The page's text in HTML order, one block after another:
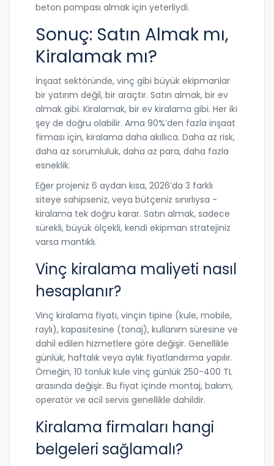
beton pompası almak için yeterliydi.
Sonuç: Satın Almak mı,
Kiralamak mı?
İnşaat sektöründe, vinç gibi büyük ekipmanlar
bir yatırım değil, bir araçtır. Satın almak, bir ev
almak gibi. Kiralamak, bir ev kiralama gibi. Her iki
şey de doğru olabilir. Ama 90%’den fazla inşaat
firması için, kiralama daha akıllıca. Daha az risk,
daha az sorumluluk, daha az para, daha fazla
esneklik.
Eğer projeniz 6 aydan kısa, 2026’da 3 farklı
siteye sahipseniz, veya bütçeniz sınırlıysa -
kiralama tek doğru karar. Satın almak, sadece
sürekli, büyük ölçekli, kendi ekipman stratejiniz
varsa mantıklı.
Vinç kiralama maliyeti nasıl
hesaplanır?
Vinç kiralama fiyatı, vinçin tipine (kule, mobile,
raylı), kapasitesine (tonaj), kullanım süresine ve
dahil edilen hizmetlere göre değişir. Genellikle
günlük, haftalık veya aylık fiyatlandırma yapılır.
Örneğin, 10 tonluk kule vinç günlük 250-400 TL
arasında değişir. Bu fiyat içinde montaj, bakım,
operatör ve acil servis genellikle dahildir.
Kiralama firmaları hangi
belgeleri sağlamalı?